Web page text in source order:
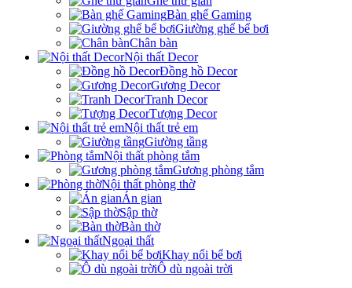
Bàn ghế Gaming
Giường ghế bể bơi
Chân bàn
Nội thất Decor
Đồng hồ Decor
Gương Decor
Tranh Decor
Tượng Decor
Nội thất trẻ em
Giường tầng
Nội thất phòng tắm
Gương phòng tắm
Nội thất phòng thờ
Án gian
Sập thờ
Bàn thờ
Ngoại thất
Khay nổi bể bơi
Ô dù ngoài trời